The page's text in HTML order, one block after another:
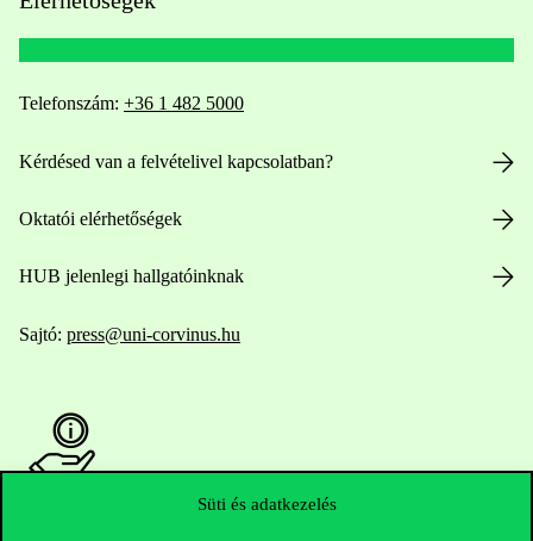
Süti és adatkezelés
Telefonszám: +36 1 482 5000
Kérdésed van a felvételivel kapcsolatban?
Oktatói elérhetőségek
HUB jelenlegi hallgatóinknak
Sajtó: press@uni-corvinus.hu